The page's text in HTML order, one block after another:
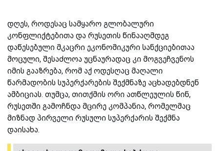
დღეს, როდესაც სამყარო გლობალური
კონფლიქტებითა და რუსეთის წინააღმდეგ
დაწესებული მკაცრი ეკონომიკური სანქციებითაა
მოცული, შესაძლოა უცნაურადაც კი მოგვეჩვენოს
იმის გააზრება, რომ აქ ოდესღაც მაღალი
წარმადობის სუპერქარების შექმნაზე აცხადებდნენ
ამბიციას. თუმცა, თითქმის ორი ათწლეულის წინ,
რუსეთში გამოჩნდა მცირე კომპანია, რომელმაც
მიზნად პირველი რუსული სუპერქარის შექმნა
დაისახა.